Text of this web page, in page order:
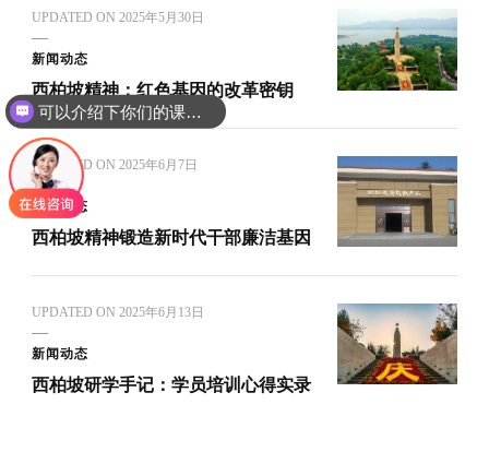
UPDATED ON 2025年5月30日
新闻动态
西柏坡精神：红色基因的改革密钥
UPDATED ON 2025年6月7日
新闻动态
西柏坡精神锻造新时代干部廉洁基因
UPDATED ON 2025年6月13日
新闻动态
西柏坡研学手记：学员培训心得实录